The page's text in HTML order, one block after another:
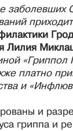
Лилия
платно
и
и
гриппа и